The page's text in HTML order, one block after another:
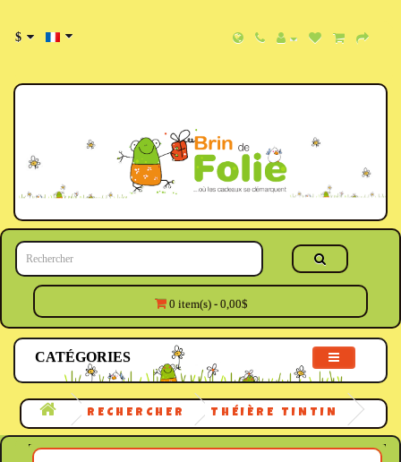
$
0 item(s) - 0,00$
CATÉGORIES
RECHERCHER THÉIÈRE TINTIN